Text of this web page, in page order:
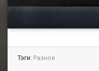
Тэги: Разное